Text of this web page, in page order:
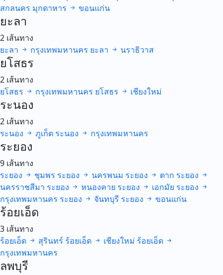
สกลนคร มุกดาหาร ขอนแก่น
ยะลา
2 เส้นทาง
ยะลา
กรุงเทพมหานคร ยะลา นราธิวาส
ยโสธร
2 เส้นทาง
ยโสธร
กรุงเทพมหานคร ยโสธร เชียงใหม่
ระนอง
2 เส้นทาง
ระนอง
ภูเก็ต ระนอง กรุงเทพมหานคร
ระยอง
9 เส้นทาง
ระยอง
ชุมพร ระยอง นครพนม ระยอง ตาก ระยอง
นครราชสีมา ระยอง หนองคาย ระยอง เอกมัย ระยอง
กรุงเทพมหานคร ระยอง จันทบุรี ระยอง ขอนแก่น
ร้อยเอ็ด
3 เส้นทาง
ร้อยเอ็ด
สุรินทร์ ร้อยเอ็ด เชียงใหม่ ร้อยเอ็ด
กรุงเทพมหานคร
ลพบุรี